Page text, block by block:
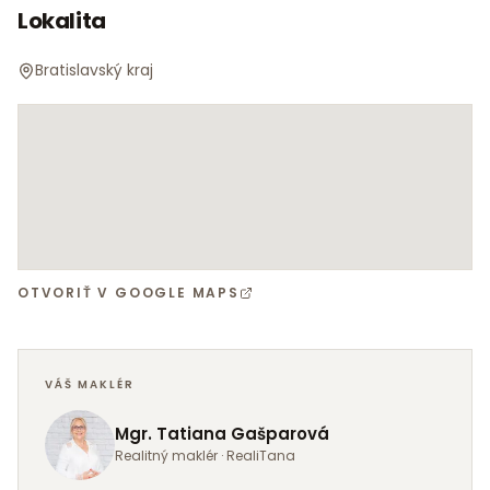
Mgr. Tatiana Gašparová
+421 915 391 432
Lokalita
Bratislavský kraj
OTVORIŤ V GOOGLE MAPS
VÁŠ MAKLÉR
Mgr. Tatiana Gašparová
Realitný maklér · RealiTana